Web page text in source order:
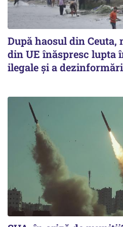
După haosul din
din UE înăspresc lupta
ilegale și a